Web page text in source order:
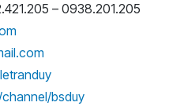
– 0938.201.205
bsduy